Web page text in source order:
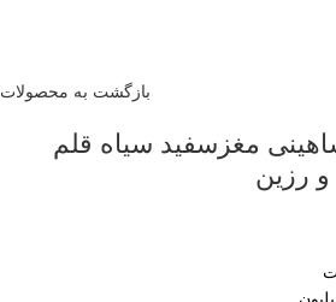
بازگشت به محصولات
مغزسفید سیاه قلم
رزین